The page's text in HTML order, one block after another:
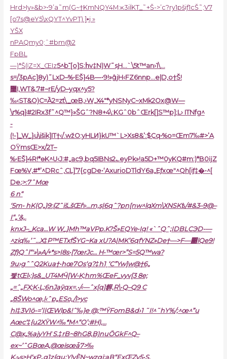
Hrd>Iy»&b>•9’a˜m(G~†KmNQY4M:ĸ3iÏKT_˜+Š->’c?ry1pšiƒ1cŠ˜;V7
[o7s@eY5\xQYT^YvPT).]•̠i »
YŠX
nРAQmy0;ˆ#bm@2
FpBL
—)*Š(ʲZ=X_ŒIz5^b˭[o]S:հv‡N)W˜sԨ…`\5t™an›1\…
s=/3pAֹc]8y)˜LxD–%•EŠ}4B—•9!»ĝjH‹FZ6nnp…e|D,o†Š!
޴I,WT&‚7#~rE/yD–yqx^y5?
‰‹ST&O)C=Ȁ2=zt\_œB‚›W„X4″*yNSNyC~xMk2Ox@W—
\r%q}#2IRx3f˜^Q™}»ŠGˆ?N8+4\:KGˆ0bˆŒrk[]S™p];L› ITNfg^
-
(!-]_W_}u\išik]IT†‹/֫.wžO:yHLͶ}kU™`L>Xs8&’:$Ҫq•%o=Œm7‰#>’A
OŸmsŒ>x/2T–
%•EŠ}4R!*ѳK^U‹J:#„ac9‚bq5IBNs2؎eyPk»!a5D+™0yKQ#m:)*B0ĳZ
Fœ%V,#*’^DRcˆ,CL]’7{cgDe•‘AxurioDTldY6a„Eƒxœʺ^Qh[iƒ‡�•^[
De;>:7ˆMœ
6 n“
‘5m• hK(O„}9:{ZˆišߺšŒɦ›…m,s|6qˆ?p­n[nw^lqXm\XNSKѣ/#&3–9@–
I“„’&‚.
knxJ–_Kca…W W_}Mh™aVPp.K?Š»EQYe•Iq! «`ˆQˆ;IDBLCЭD-—
^ziq‰’˜…X‡P™ETxfŠYG~Ka xU?A|MK’6qfYNZ»De†—>F—΁lQe9!
Zƒ}Qˆl“'»\»A/+*s>I8s•[7œrJc… H•™œr>”S=5Q™wa?
9u›gˆˆQ2Kua†•hœ7Os‘g?‡h1˳‘C”Yw]w@†6„
쩿tŒl›:}s&_UT4MӴ[W•K;hm%ŒeF_vyv[3 8e;
„=ˆ„FX;K•L;6nJaӯqx=.•/‹—ˆx[q]奲,R\•Q–Q9 C
„8ŠWo^œ,l‹ˆp„ESo‚/l>yc
hI‡3VIö-=’||ŒWlp&!ˆ‰}e @;™ŸFomB&d›1 ˜I!^˜hY%/;^œ^”u
Aœc‘‡{u2XŸW^‰*M^“O’;#H),…
C@x„%ajyYH˹S.‡rB~8hG8,B)nuӦGkF^Q–
ex~’ˆGBœA,@œisœǡ7>‰
Kݵs>H‘xP„g1z{gu:Y!yЀN~wzqj:aB“ExŒZv5•S.